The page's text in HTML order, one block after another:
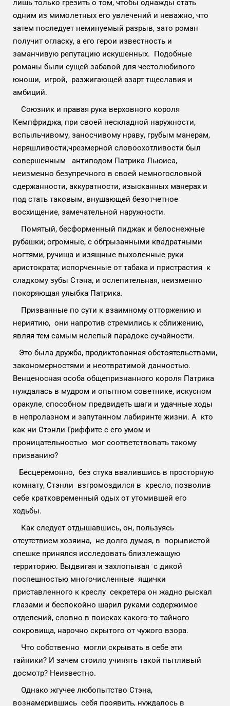
лишь только грезить о том, чтобы однажды стать
одним из мимолетных его увлечений и неважно, что
затем последует неминуемый разрыв, зато роман
получит огласку, а его герои известность и
заманчивую репутацию искушенных. Подобные
романы были сущей забавой для честолюбивого
юноши, игрой, разжигающей азарт тщеславия и
амбиций.
Союзник и правая рука верховного короля
Кемпфриджа, при своей нескладной наружности,
вспыльчивому, заносчивому нраву, грубым манерам,
неряшливости,чрезмерной словоохотливости был
совершенным антиподом Патрика Льюиса,
неизменно безупречного в своей немногословной
сдержанности, аккуратности, изысканных манерах и
под стать таковым, внушающей безотчетное
восхищение, замечательной наружности.
Помятый, бесформенный пиджак и белоснежные
рубашки; огромные, с обгрызанными квадратными
ногтями, ручища и изящные выхоленные руки
аристократа; испорченные от табака и пристрастия к
сладкому зубы Стэна, и ослепительная, неизменно
покоряющая улыбка Патрика.
Призванные по сути к взаимному отторжению и
нериятию, они напротив стремились к сближению,
являя тем самым нелепый парадокс сучайности.
Это была дружба, продиктованная обстоятельствами,
закономерностями и неотвратимой данностью.
Венценосная особа общепризнанного короля Патрика
нуждалась в мудром и опытном советнике, искусном
оракуле, способном предвидеть шаги и удачные ходы
в непролазном и запутанном лабиринте жизни. А кто
как ни Стэнли Гриффитс с его умом и
проницательностью мог соответствовать такому
призванию?
Бесцеремонно, без стука ввалившись в просторную
комнату, Стэнли взгромоздился в кресло, позволив
себе кратковременный одых от утомившей его
ходьбы.
Как следует отдышавшись, он, пользуясь
отсутствием хозяина, не долго думая, в порывистой
спешке принялся исследовать близлежащую
территорию. Выдвигая и захлопывая с дикой
поспешностью многочисленные ящички
приставленного к креслу секретера он жадно рыскал
глазами и беспокойно шарил руками содержимое
отделений, словно в поисках какого-то тайного
сокровища, нарочно скрытого от чужого взора.
Что собственно могли скрывать в себе эти
тайники? И зачем стоило учинять такой пытливый
досмотр? Неизвестно.
Однако жгучее любопытство Стэна,
вознамерившись себя проявить, нуждалось в